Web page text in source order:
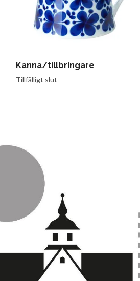
Kanna/tillbringare
Tillfälligt slut